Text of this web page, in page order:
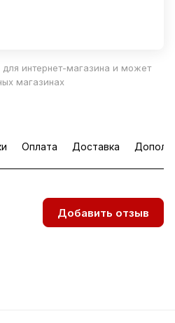
для интернет-магазина и может
магазинах
Оплата Доставка
Добавить отзыв